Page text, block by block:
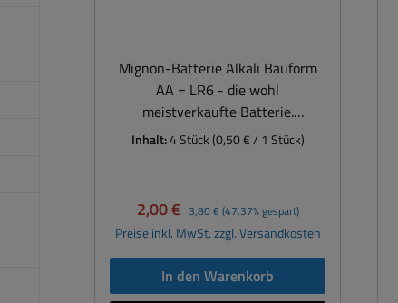
Mignon-Batterie Alkali Bauform
AA = LR6 - die wohl
meistverkaufte Batterie.
Hochwertige Energiequelle zum
Taschenlampen, LED-Leuchten,
Spielzeug, Audiogeräte etc. hohe
Leistungsfähigkeit extrem hitze-
und kältebeständig lange
Inhalt:4 Stück(0,50 € / 1 Stück)
Verkaufspreis:
2,00 € Regulärer Preis:
3,80 € (47.37% gespart)
Preise inkl. MwSt. zzgl. Versandkosten
In den Warenkorb